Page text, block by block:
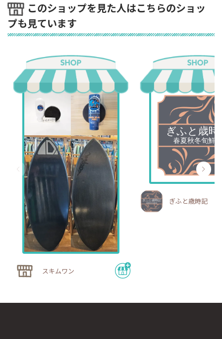
このショップを見た人はこちらのショッ
プも見ています
スキムワン
ぎふと歳時記